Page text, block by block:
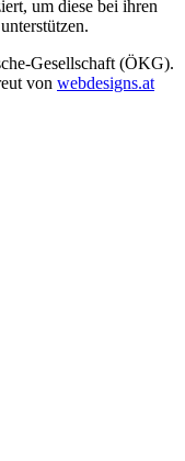
um diese bei ihren
Gesellschaft (ÖKG).
von webdesigns.at